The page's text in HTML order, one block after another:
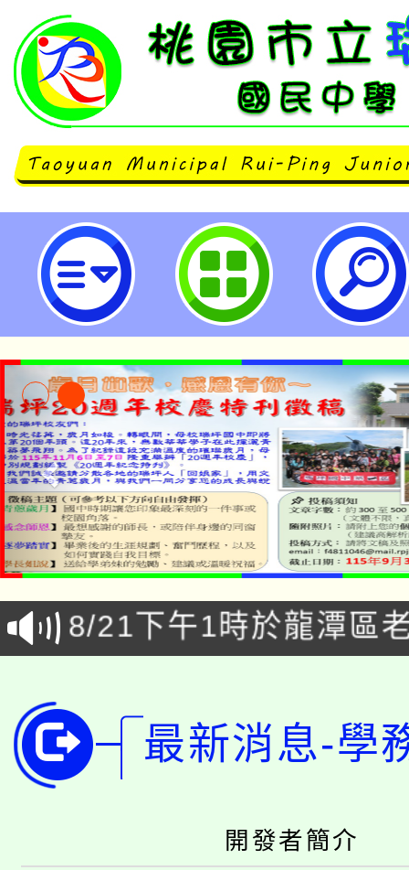
neilrpjhstyc網站設計者：徐嘉
「本色祭」8/29、30在
場熱烈登場!
8/21下午1時於龍潭區
徵才活動。
YOUNG桃局內行報名
局官網。
8月14至27日，桃園電
開!
115年桃園市運動會8/
視費優惠，中低收入戶
大園自造教育及科技
最新消息-學
開發者簡介